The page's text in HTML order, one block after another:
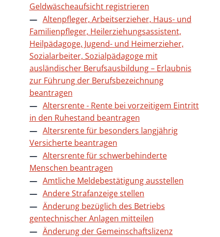
Geldwäscheaufsicht registrieren
Altenpfleger, Arbeitserzieher, Haus- und
Familienpfleger, Heilerziehungsassistent,
Heilpädagoge, Jugend- und Heimerzieher,
Sozialarbeiter, Sozialpädagoge mit
ausländischer Berufsausbildung – Erlaubnis
zur Führung der Berufsbezeichnung
beantragen
Altersrente - Rente bei vorzeitigem Eintritt
in den Ruhestand beantragen
Altersrente für besonders langjährig
Versicherte beantragen
Altersrente für schwerbehinderte
Menschen beantragen
Amtliche Meldebestätigung ausstellen
Andere Strafanzeige stellen
Änderung bezüglich des Betriebs
gentechnischer Anlagen mitteilen
Änderung der Gemeinschaftslizenz